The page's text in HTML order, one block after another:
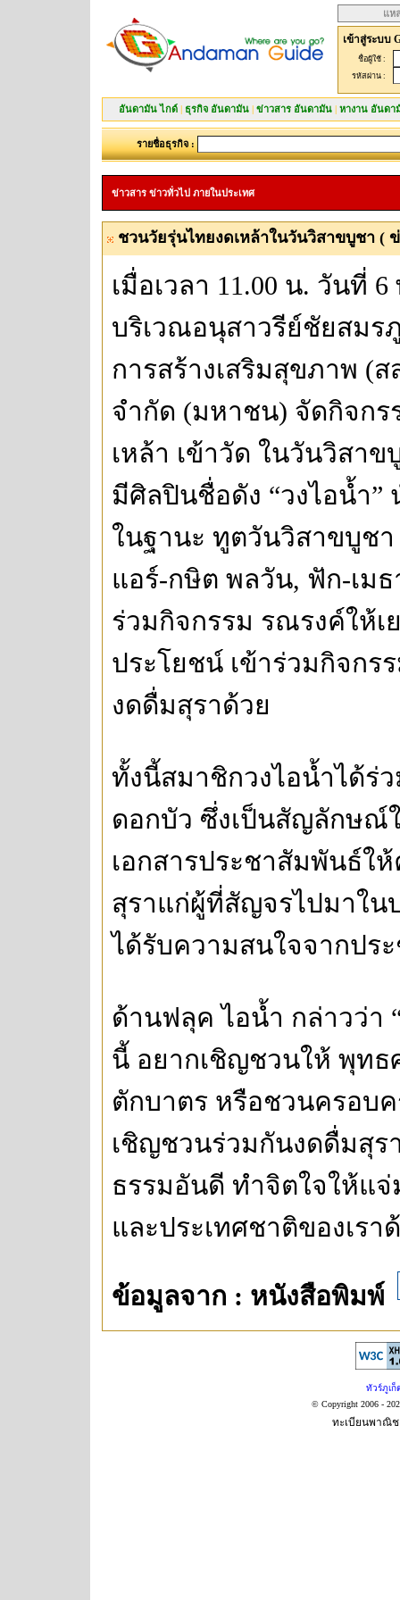
แห
เข้าสู่ระบบ
ชื่อผู้ใช้ :
รหัสผ่าน :
อันดามัน ไกด์ | ธุรกิจ อันดามัน | ข่าวสาร อันดามัน | หางาน อันดา
รายชื่อธุรกิจ :
ข่าวสาร ข่าวทั่วไป ภายในประเทศ
ชวนวัยรุ่นไทยงดเหล้าในวันวิสาขบูชา (
เมื่อเวลา 11.00 น. วันที่
บริเวณอนุสาวรีย์ชัยสม
การสร้างเสริมสุขภาพ (
จำกัด (มหาชน) จัดกิจกร
เหล้า เข้าวัด ในวันวิสา
มีศิลปินชื่อดัง “วงไอน้ำ
ในฐานะ ทูตวันวิสาขบูช
แอร์-กษิต พลวัน, ฟัก-เม
ร่วมกิจกรรม รณรงค์ให้เ
ประโยชน์ เข้าร่วมกิจก
งดดื่มสุราด้วย
ทั้งนี้สมาชิกวงไอน้ำได้ร่
ดอกบัว ซึ่งเป็นสัญลักษณ์
เอกสารประชาสัมพันธ์ใ
สุราแก่ผู้ที่สัญจรไปมาใน
ได้รับความสนใจจากปร
ด้านฟลุค ไอน้ำ กล่าวว่า
นี้ อยากเชิญชวนให้ พุท
ตักบาตร หรือชวนครอบ
เชิญชวนร่วมกันงดดื่มสุร
ธรรมอันดี ทำจิตใจให้แ
และประเทศชาติของเรา
ข้อมูลจาก : หนังสือพิมพ์
ทัวร์ภูเก็
© Copyright 2006 -
ทะเบียนพาณิช